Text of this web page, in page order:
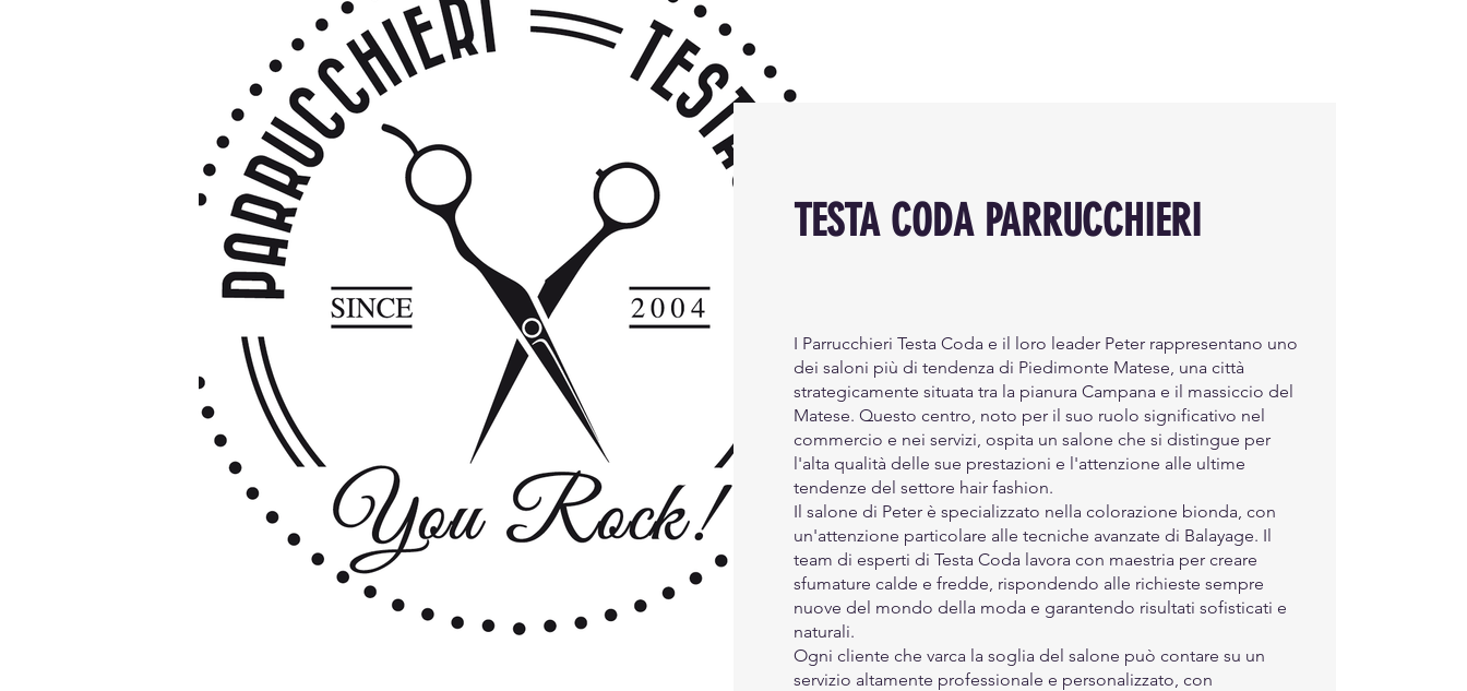
TESTA CODA PARRUCCHIERI
I Parrucchieri Testa Coda e il loro leader Peter rappresentano uno
dei saloni più di tendenza di Piedimonte Matese, una città
strategicamente situata tra la pianura Campana e il massiccio del
Matese. Questo centro, noto per il suo ruolo significativo nel
commercio e nei servizi, ospita un salone che si distingue per
l'alta qualità delle sue prestazioni e l'attenzione alle ultime
tendenze del settore hair fashion.
Il salone di Peter è specializzato nella colorazione bionda, con
un'attenzione particolare alle tecniche avanzate di Balayage. Il
team di esperti di Testa Coda lavora con maestria per creare
sfumature calde e fredde, rispondendo alle richieste sempre
nuove del mondo della moda e garantendo risultati sofisticati e
naturali.
Ogni cliente che varca la soglia del salone può contare su un
servizio altamente professionale e personalizzato, con